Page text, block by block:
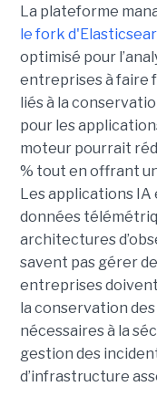
La plateforme
le fork
optimisé pour
entreprises à faire
liés à la
pour les
moteur pourrait
% tout en offrant
Les applications
données
architectures
savent pas gérer
entreprises
la conservation
nécessaires à la
gestion des
d’infrastructure